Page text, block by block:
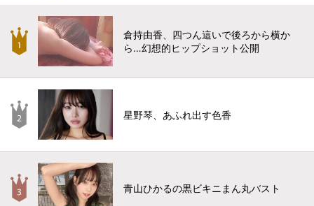
倉持由香、四つん這いで後ろから横か
ら…幻想的ヒップショット公開
星野琴、あふれ出す色香
青山ひかるの黒ビキニまん丸バスト